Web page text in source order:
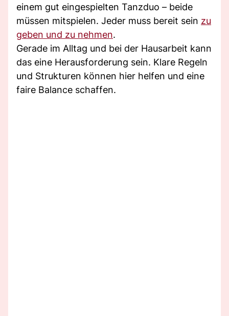
einem gut eingespielten Tanzduo – beide
müssen mitspielen. Jeder muss bereit sein zu
geben und zu nehmen.
Gerade im Alltag und bei der Hausarbeit kann
das eine Herausforderung sein. Klare Regeln
und Strukturen können hier helfen und eine
faire Balance schaffen.